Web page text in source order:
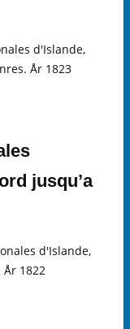
d'Islande,
År 1823
jusqu’a
d'Islande,
1822